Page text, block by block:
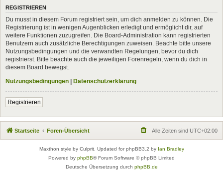
REGISTRIEREN
Du musst in diesem Forum registriert sein, um dich anmelden zu können. Die
Registrierung ist in wenigen Augenblicken erledigt und ermöglicht dir, auf
weitere Funktionen zuzugreifen. Die Board-Administration kann registrierten
Benutzern auch zusätzliche Berechtigungen zuweisen. Beachte bitte unsere
Nutzungsbedingungen und die verwandten Regelungen, bevor du dich
registrierst. Bitte beachte auch die jeweiligen Forenregeln, wenn du dich in
diesem Board bewegst.
Nutzungsbedingungen | Datenschutzerklärung
Registrieren
Startseite Foren-Übersicht Alle Zeiten sind UTC+02:00
Maxthon style by Culprit. Updated for phpBB3.2 by Ian Bradley
Powered by phpBB® Forum Software © phpBB Limited
Deutsche Übersetzung durch phpBB.de